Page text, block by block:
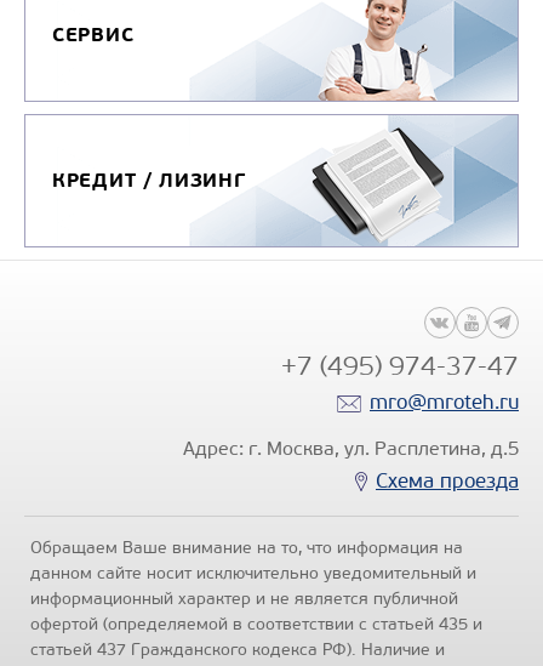
СЕРВИС
КРЕДИТ / ЛИЗИНГ
+7 (495) 974-37-47
mro@mroteh.ru
Адрес: г. Москва, ул. Расплетина, д.5
Схема проезда
Обращаем Ваше внимание на то, что информация на
данном сайте носит исключительно уведомительный и
информационный характер и не является публичной
офертой (определяемой в соответствии с статьей 435 и
статьей 437 Гражданского кодекса РФ). Наличие и